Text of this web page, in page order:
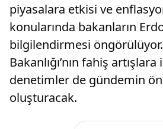
piyasalara etkisi ve
konularında bakanların
bilgilendirmesi
Bakanlığı’nın fahiş
denetimler de gündemin
oluşturacak.